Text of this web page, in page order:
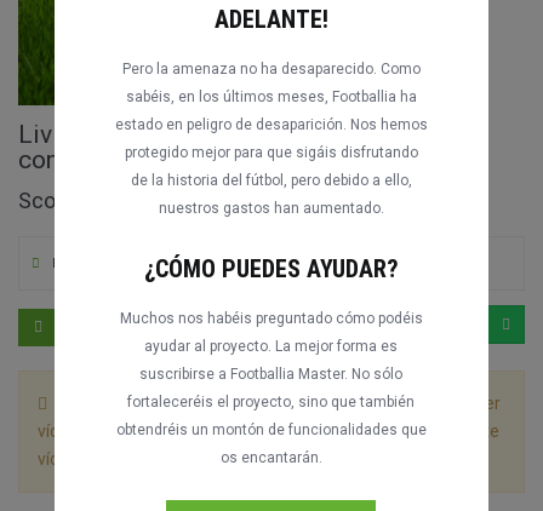
Livingston FC vs. St Johnstone partido
completo
Scottish League Cup 2020-2021
Por M. Apicella 0 175 Inglés
Este partido está dividido en 2 archivos. Deja que el primer
vídeo se reproduzca hasta el final sin detenerlo y el siguiente
vídeo empezará automáticamente.
ADELANTE!
Pero la amenaza no ha desaparecido. Como
sabéis, en los últimos meses, Footballia ha
estado en peligro de desaparición. Nos hemos
protegido mejor para que sigáis disfrutando
de la historia del fútbol, pero debido a ello,
nuestros gastos han aumentado.
¿CÓMO PUEDES AYUDAR?
Muchos nos habéis preguntado cómo podéis
ayudar al proyecto. La mejor forma es
suscribirse a Footballia Master. No sólo
fortaleceréis el proyecto, sino que también
obtendréis un montón de funcionalidades que
os encantarán.